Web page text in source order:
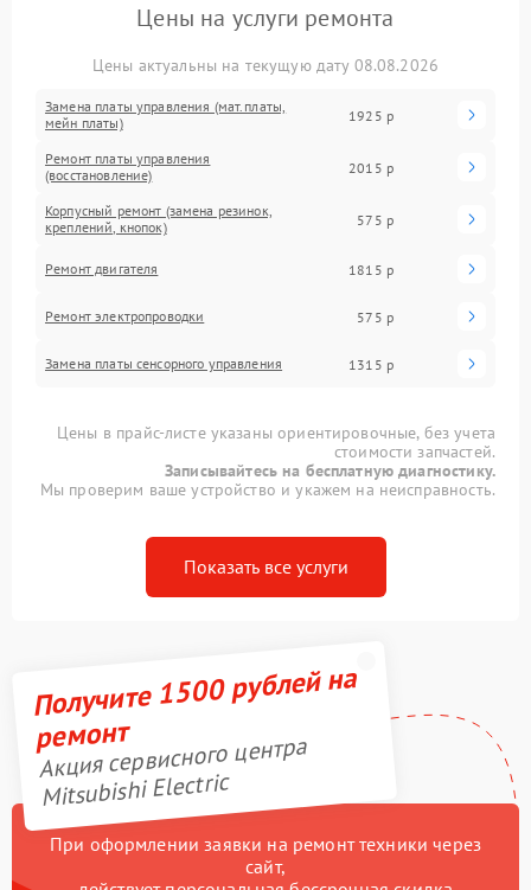
Цены на услуги ремонта
Цены актуальны на текущую дату 08.08.2026
Замена платы управления (мат.платы,
мейн платы)
1925 р
Ремонт платы управления
(восстановление)
2015 р
Корпусный ремонт (замена резинок,
креплений, кнопок)
575 р
Ремонт двигателя 1815 р
Ремонт электропроводки 575 р
Замена платы сенсорного управления 1315 р
Цены в прайс-листе указаны ориентировочные, без учета
стоимости запчастей.
Записывайтесь на бесплатную диагностику.
Мы проверим ваше устройство и укажем на неисправность.
Показать все услуги
Получите 1500 рублей на
ремонт
Акция сервисного центра
Mitsubishi Electric
При оформлении заявки на ремонт техники через
сайт,